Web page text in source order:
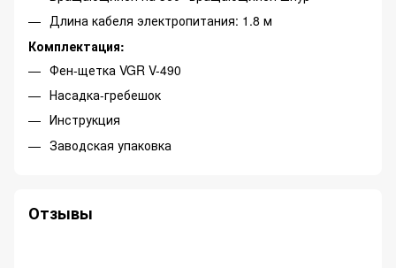
Длина кабеля электропитания: 1.8 м
Комплектация:
Фен-щетка VGR V-490
Насадка-гребешок
Инструкция
Заводская упаковка
Отзывы